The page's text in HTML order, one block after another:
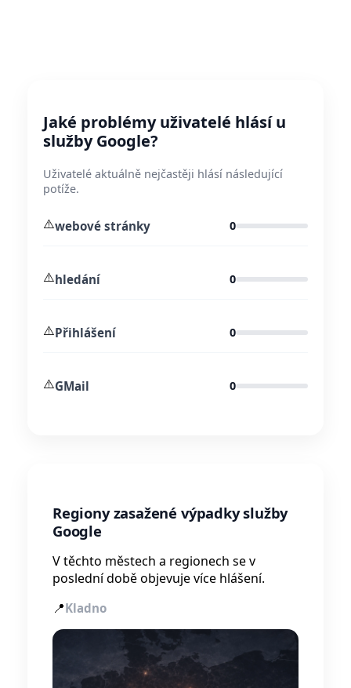
Jaké problémy uživatelé hlásí u
služby Google?
Uživatelé aktuálně nejčastěji hlásí následující
potíže.
⚠️webové stránky 0
⚠️hledání 0
⚠️Přihlášení 0
⚠️GMail 0
Regiony zasažené výpadky služby
Google
V těchto městech a regionech se v
poslední době objevuje více hlášení.
📍Kladno